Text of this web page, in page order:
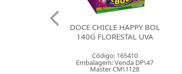
DOCE CHICLE HAPPY BOL
140G FLORESTAL UVA
Código: 165410
Embalagem: Venda DP\47
Master CM\1128
DOCE